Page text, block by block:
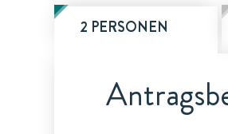
2 PERSONEN